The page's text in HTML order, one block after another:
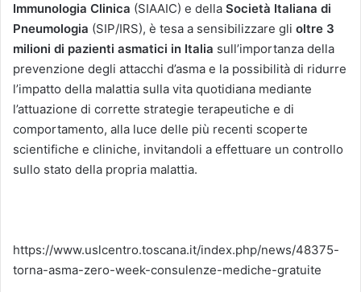
Immunologia Clinica (SIAAIC) e della Società Italiana di
Pneumologia (SIP/IRS), è tesa a sensibilizzare gli oltre 3
milioni di pazienti asmatici in Italia sull’importanza della
prevenzione degli attacchi d’asma e la possibilità di ridurre
l’impatto della malattia sulla vita quotidiana mediante
l’attuazione di corrette strategie terapeutiche e di
comportamento, alla luce delle più recenti scoperte
scientifiche e cliniche, invitandoli a effettuare un controllo
sullo stato della propria malattia.
https://www.uslcentro.toscana.it/index.php/news/48375-
torna-asma-zero-week-consulenze-mediche-gratuite